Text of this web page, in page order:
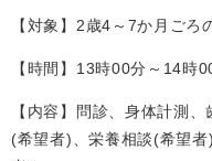
【対象】2歳4～7か月ごろ
【時間】13時00分～14時
【内容】問診、身体計測
(希望者)、栄養相談(希望